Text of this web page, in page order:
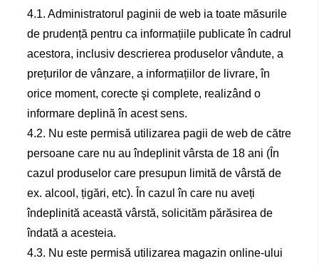
4.1. Administratorul paginii de web ia toate măsurile
de prudență pentru ca informațiile publicate în cadrul
acestora, inclusiv descrierea produselor vândute, a
prețurilor de vânzare, a informațiilor de livrare, în
orice moment, corecte şi complete, realizând o
informare deplină în acest sens.
4.2. Nu este permisă utilizarea pagii de web de către
persoane care nu au îndeplinit vârsta de 18 ani (În
cazul produselor care presupun limită de vârstă de
ex. alcool, țigări, etc). În cazul în care nu aveți
îndeplinită această vârstă, solicităm părăsirea de
îndată a acesteia.
4.3. Nu este permisă utilizarea magazin online-ului